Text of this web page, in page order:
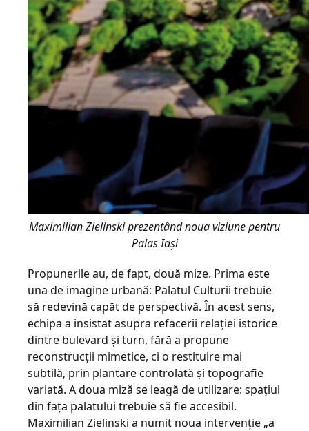
Maximilian Zielinski prezentând noua viziune pentru
Palas Iaşi
Propunerile au, de fapt, două mize. Prima este
una de imagine urbană: Palatul Culturii trebuie
să redevină capăt de perspectivă. În acest sens,
echipa a insistat asupra refacerii relației istorice
dintre bulevard și turn, fără a propune
reconstrucții mimetice, ci o restituire mai
subtilă, prin plantare controlată și topografie
variată. A doua miză se leagă de utilizare: spațiul
din fața palatului trebuie să fie accesibil.
Maximilian Zielinski a numit noua intervenție „a